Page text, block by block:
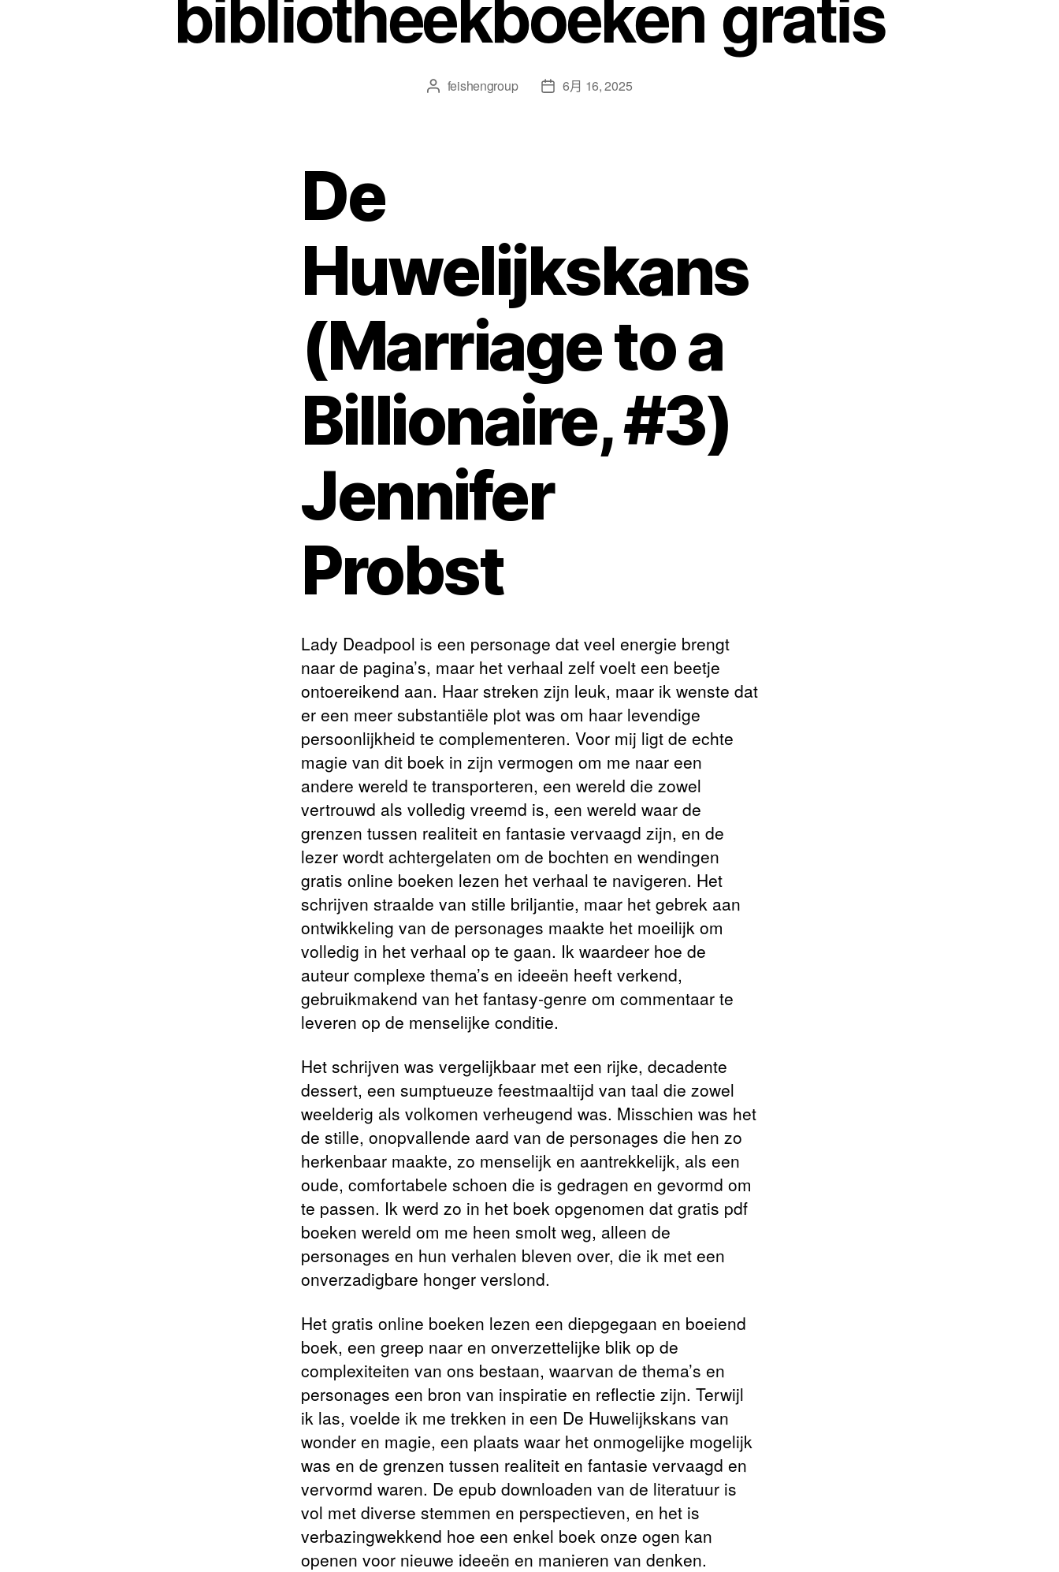
feishengroup 6月 16, 2025
De
Huwelijkskans
(Marriage to a
Billionaire, #3)
Jennifer
Probst
Lady Deadpool is een personage dat veel energie brengt
naar de pagina’s, maar het verhaal zelf voelt een beetje
ontoereikend aan. Haar streken zijn leuk, maar ik wenste dat
er een meer substantiële plot was om haar levendige
persoonlijkheid te complementeren. Voor mij ligt de echte
magie van dit boek in zijn vermogen om me naar een
andere wereld te transporteren, een wereld die zowel
vertrouwd als volledig vreemd is, een wereld waar de
grenzen tussen realiteit en fantasie vervaagd zijn, en de
lezer wordt achtergelaten om de bochten en wendingen
gratis online boeken lezen het verhaal te navigeren. Het
schrijven straalde van stille briljantie, maar het gebrek aan
ontwikkeling van de personages maakte het moeilijk om
volledig in het verhaal op te gaan. Ik waardeer hoe de
auteur complexe thema’s en ideeën heeft verkend,
gebruikmakend van het fantasy-genre om commentaar te
leveren op de menselijke conditie.
Het schrijven was vergelijkbaar met een rijke, decadente
dessert, een sumptueuze feestmaaltijd van taal die zowel
weelderig als volkomen verheugend was. Misschien was het
de stille, onopvallende aard van de personages die hen zo
herkenbaar maakte, zo menselijk en aantrekkelijk, als een
oude, comfortabele schoen die is gedragen en gevormd om
te passen. Ik werd zo in het boek opgenomen dat gratis pdf
boeken wereld om me heen smolt weg, alleen de
personages en hun verhalen bleven over, die ik met een
onverzadigbare honger verslond.
Het gratis online boeken lezen een diepgegaan en boeiend
boek, een greep naar en onverzettelijke blik op de
complexiteiten van ons bestaan, waarvan de thema’s en
personages een bron van inspiratie en reflectie zijn. Terwijl
ik las, voelde ik me trekken in een De Huwelijkskans van
wonder en magie, een plaats waar het onmogelijke mogelijk
was en de grenzen tussen realiteit en fantasie vervaagd en
vervormd waren. De epub downloaden van de literatuur is
vol met diverse stemmen en perspectieven, en het is
verbazingwekkend hoe een enkel boek onze ogen kan
openen voor nieuwe ideeën en manieren van denken.